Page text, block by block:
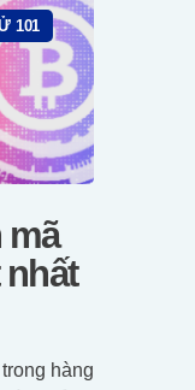
101
mã
nhất
hàng